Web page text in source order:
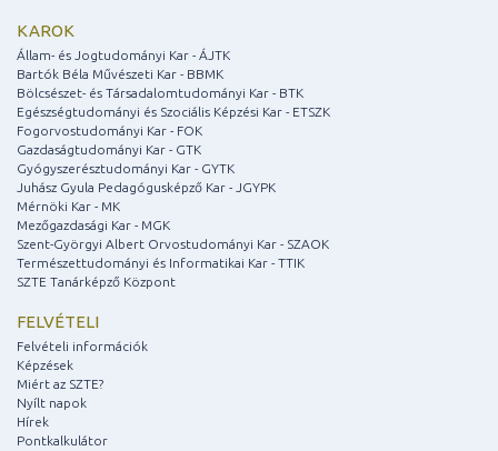
KAROK
Állam- és Jogtudományi Kar - ÁJTK
Bartók Béla Művészeti Kar - BBMK
Bölcsészet- és Társadalomtudományi Kar - BTK
Egészségtudományi és Szociális Képzési Kar - ETSZK
Fogorvostudományi Kar - FOK
Gazdaságtudományi Kar - GTK
Gyógyszerésztudományi Kar - GYTK
Juhász Gyula Pedagógusképző Kar - JGYPK
Mérnöki Kar - MK
Mezőgazdasági Kar - MGK
Szent-Györgyi Albert Orvostudományi Kar - SZAOK
Természettudományi és Informatikai Kar - TTIK
SZTE Tanárképző Központ
FELVÉTELI
Felvételi információk
Képzések
Miért az SZTE?
Nyílt napok
Hírek
Pontkalkulátor